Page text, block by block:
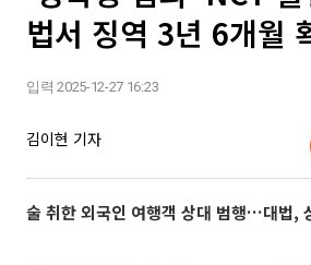
법서 징역 3년 6개월
입력 2025-12-27 16:23
김이현 기자
술 취한 외국인 여행객 상대 범행…대법,